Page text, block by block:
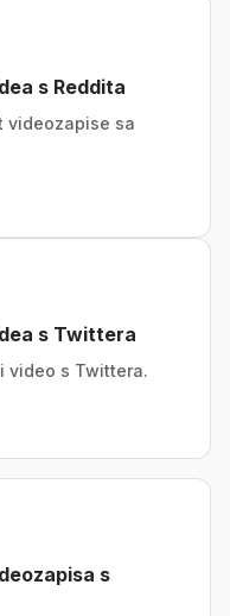
s Reddita
videozapise sa
s Twittera
video s Twittera.
s